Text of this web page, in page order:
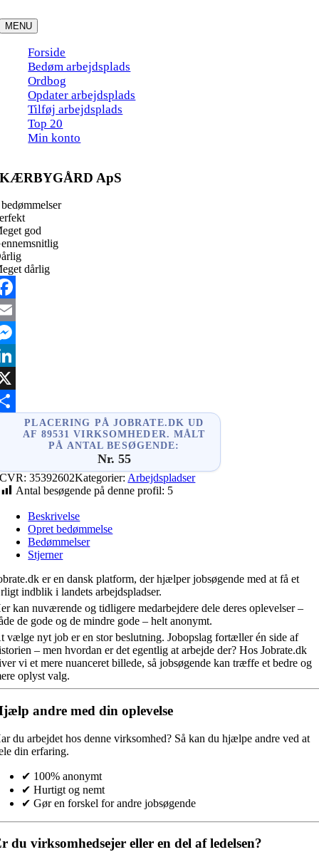
to
content
MENU
Forside
Bedøm arbejdsplads
Ordbog
Opdater arbejdsplads
Tilføj arbejdsplads
Top 20
Min konto
KÆRBYGÅRD ApS
god
dårlig
PLACERING PÅ JOBRATE.DK UD
AF 89531 VIRKSOMHEDER. MÅLT
PÅ ANTAL BESØGENDE:
Nr. 55
CVR:35392602Kategorier: Arbejdspladser
Antal besøgende på denne profil: 5
Beskrivelse
Opret bedømmelse
Bedømmelser
Stjerner
er en dansk platform, der hjælper jobsøgende med at få et
indblik i landets arbejdspladser.
kan nuværende og tidligere medarbejdere dele deres oplevelser –
de gode og de mindre gode – helt anonymt.
vælge nyt job er en stor beslutning. Jobopslag fortæller én side af
– men hvordan er det egentlig at arbejde der? Hos Jobrate.dk
vi et mere nuanceret billede, så jobsøgende kan træffe et bedre og
oplyst valg.
andre med din oplevelse
du arbejdet hos denne virksomhed? Så kan du hjælpe andre ved at
din erfaring.
✔ 100% anonymt
✔ Hurtigt og nemt
✔ Gør en forskel for andre jobsøgende
du virksomhedsejer eller en del af ledelsen?